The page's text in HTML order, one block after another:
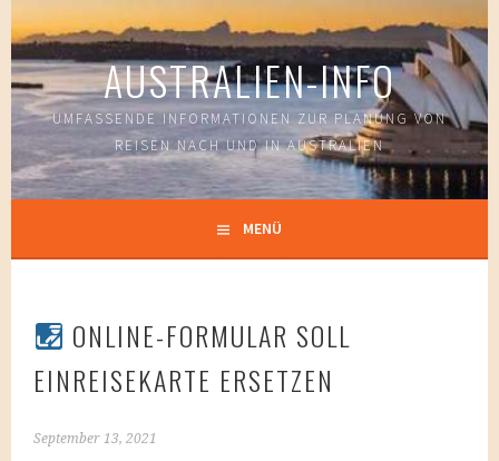
Springe
zum
Inhalt
AUSTRALIEN-INFO
UMFASSENDE INFORMATIONEN ZUR PLANUNG VON
REISEN NACH UND IN AUSTRALIEN
MENÜ
ONLINE-FORMULAR SOLL
EINREISEKARTE ERSETZEN
September 13, 2021